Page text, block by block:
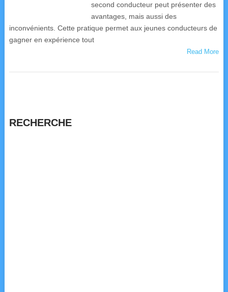
second conducteur peut présenter des
avantages, mais aussi des
inconvénients. Cette pratique permet aux jeunes conducteurs de
gagner en expérience tout
Read More
RECHERCHE